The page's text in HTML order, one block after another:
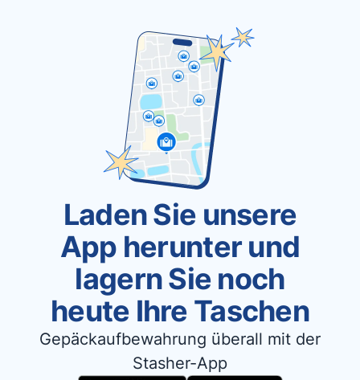
Laden Sie unsere
App herunter und
lagern Sie noch
heute Ihre Taschen
Gepäckaufbewahrung überall mit der
Stasher-App